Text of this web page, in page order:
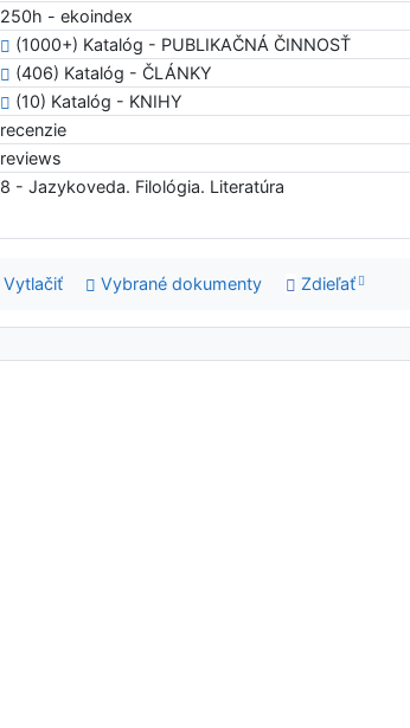
250h - ekoindex
(1000+) Katalóg - PUBLIKAČNÁ ČINNOSŤ
(406) Katalóg - ČLÁNKY
(10) Katalóg - KNIHY
recenzie
reviews
8 - Jazykoveda. Filológia. Literatúra
Vytlačiť Vybrané dokumenty Zdieľať